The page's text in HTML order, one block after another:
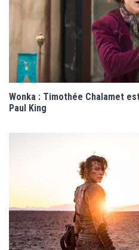
Wonka : Timothée Chalamet
Paul King